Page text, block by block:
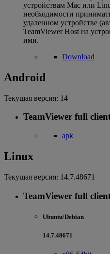
устройствам Mac или
необходимости
удаленном устройстве
TeamViewer Host на
ими.
Download
Android
Текущая версия: 14
TeamViewer full
apk
Linux
Текущая версия: 14.7.48671
TeamViewer full
Ubuntu/Debian
14.7.48671